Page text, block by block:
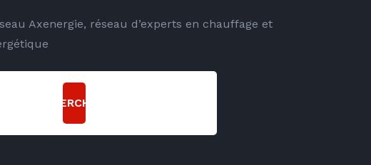
Axenergie, réseau d’experts en chauffage et
RECHERCHER